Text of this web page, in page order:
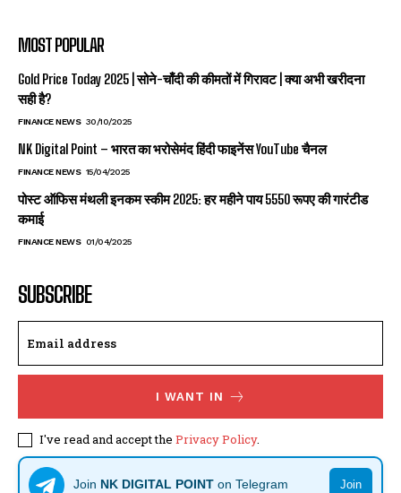
MOST POPULAR
Gold Price Today 2025 | सोने-चाँदी की कीमतों में गिरावट | क्या अभी खरीदना
सही है?
FINANCE NEWS 30/10/2025
NK Digital Point – भारत का भरोसेमंद हिंदी फाइनेंस YouTube चैनल
FINANCE NEWS 15/04/2025
पोस्ट ऑफिस मंथली इनकम स्कीम 2025: हर महीने पाय 5550 रूपए की गारंटीड
कमाई
FINANCE NEWS 01/04/2025
SUBSCRIBE
I WANT IN
I've read and accept the Privacy Policy.
Join NK DIGITAL POINT on Telegram Join